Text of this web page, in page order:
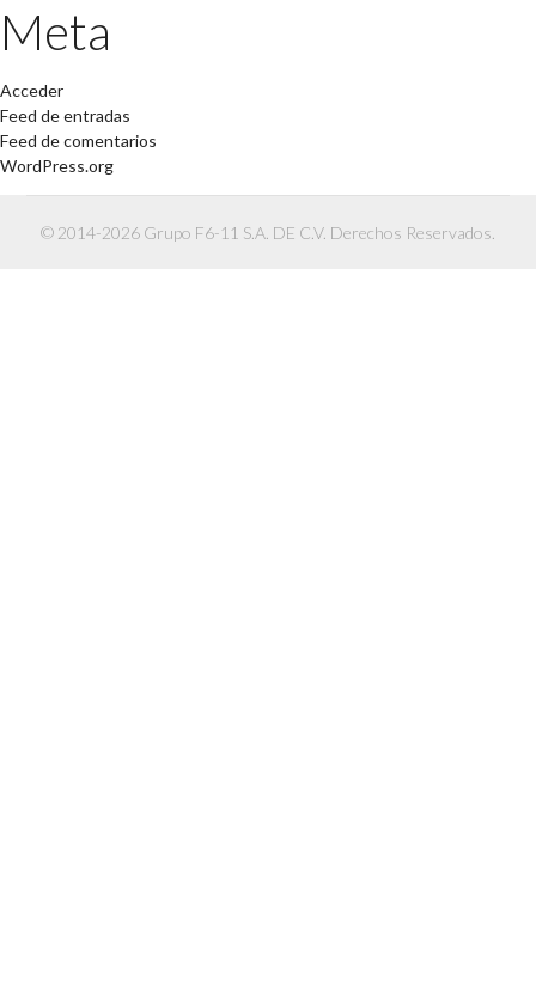
Meta
Acceder
Feed de entradas
Feed de comentarios
WordPress.org
© 2014-2026 Grupo F6-11 S.A. DE C.V. Derechos Reservados.